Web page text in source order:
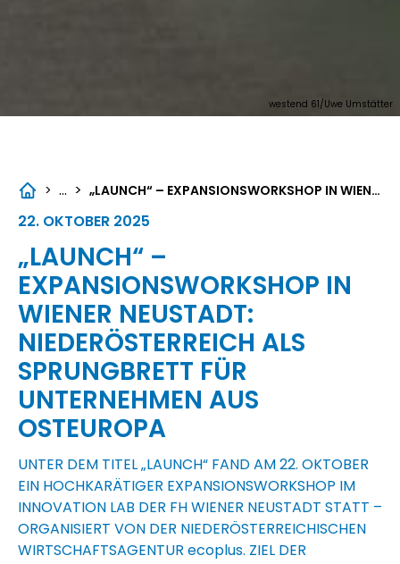
westend 61/Uwe Umstätter
> ... > „LAUNCH“ – EXPANSIONSWORKSHOP IN WIENER NEUSTADT: NIEDERÖSTERREICH ALS SPRUNGBRETT FÜR UNTERNEHMEN AUS OSTEUROPA
22. OKTOBER 2025
„LAUNCH“ –
EXPANSIONSWORKSHOP IN
WIENER NEUSTADT:
NIEDERÖSTERREICH ALS
SPRUNGBRETT FÜR
UNTERNEHMEN AUS
OSTEUROPA
UNTER DEM TITEL „LAUNCH“ FAND AM 22. OKTOBER
EIN HOCHKARÄTIGER EXPANSIONSWORKSHOP IM
INNOVATION LAB DER FH WIENER NEUSTADT STATT –
ORGANISIERT VON DER NIEDERÖSTERREICHISCHEN
WIRTSCHAFTSAGENTUR ecoplus. ZIEL DER